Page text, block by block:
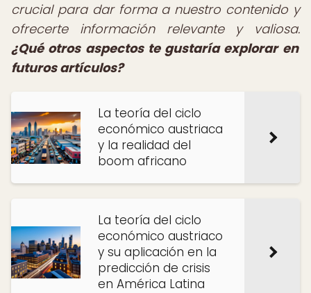
crucial para dar forma a nuestro contenido y
ofrecerte información relevante y valiosa.
¿Qué otros aspectos te gustaría explorar en
futuros artículos?
La teoría del ciclo
económico austriaca
y la realidad del
boom africano
La teoría del ciclo
económico austriaco
y su aplicación en la
predicción de crisis
en América Latina